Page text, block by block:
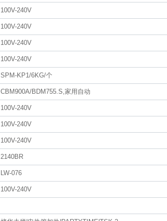
100V-240V
100V-240V
100V-240V
100V-240V
SPM-KP1/6KG/个
CBM900A/BDM755.S,家用自动
100V-240V
100V-240V
100V-240V
2140BR
LW-076
100V-240V